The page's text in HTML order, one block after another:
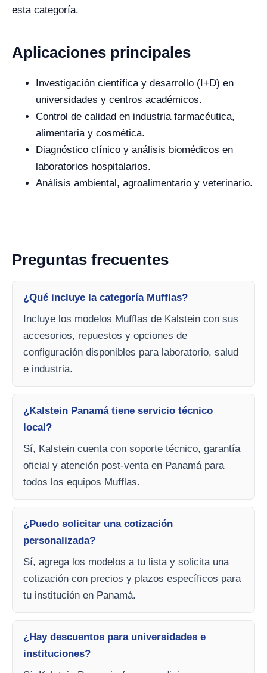
esta categoría.
Aplicaciones principales
Investigación científica y desarrollo (I+D) en
universidades y centros académicos.
Control de calidad en industria farmacéutica,
alimentaria y cosmética.
Diagnóstico clínico y análisis biomédicos en
laboratorios hospitalarios.
Análisis ambiental, agroalimentario y veterinario.
Preguntas frecuentes
¿Qué incluye la categoría Mufflas?
Incluye los modelos Mufflas de Kalstein con sus
accesorios, repuestos y opciones de
configuración disponibles para laboratorio, salud
e industria.
¿Kalstein Panamá tiene servicio técnico
local?
Sí, Kalstein cuenta con soporte técnico, garantía
oficial y atención post-venta en Panamá para
todos los equipos Mufflas.
¿Puedo solicitar una cotización
personalizada?
Sí, agrega los modelos a tu lista y solicita una
cotización con precios y plazos específicos para
tu institución en Panamá.
¿Hay descuentos para universidades e
instituciones?